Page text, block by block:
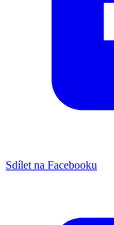
Sdílet na Facebooku